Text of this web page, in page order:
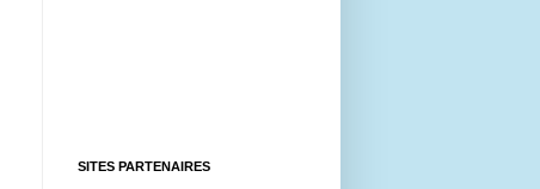
SITES PARTENAIRES